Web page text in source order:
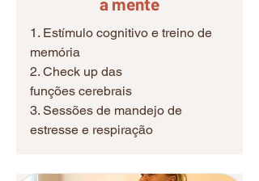
1. Estímulo cognitivo e treino de
memória
2. Check up das
funções cerebrais
3. Sessões de mandejo de
estresse e respiração